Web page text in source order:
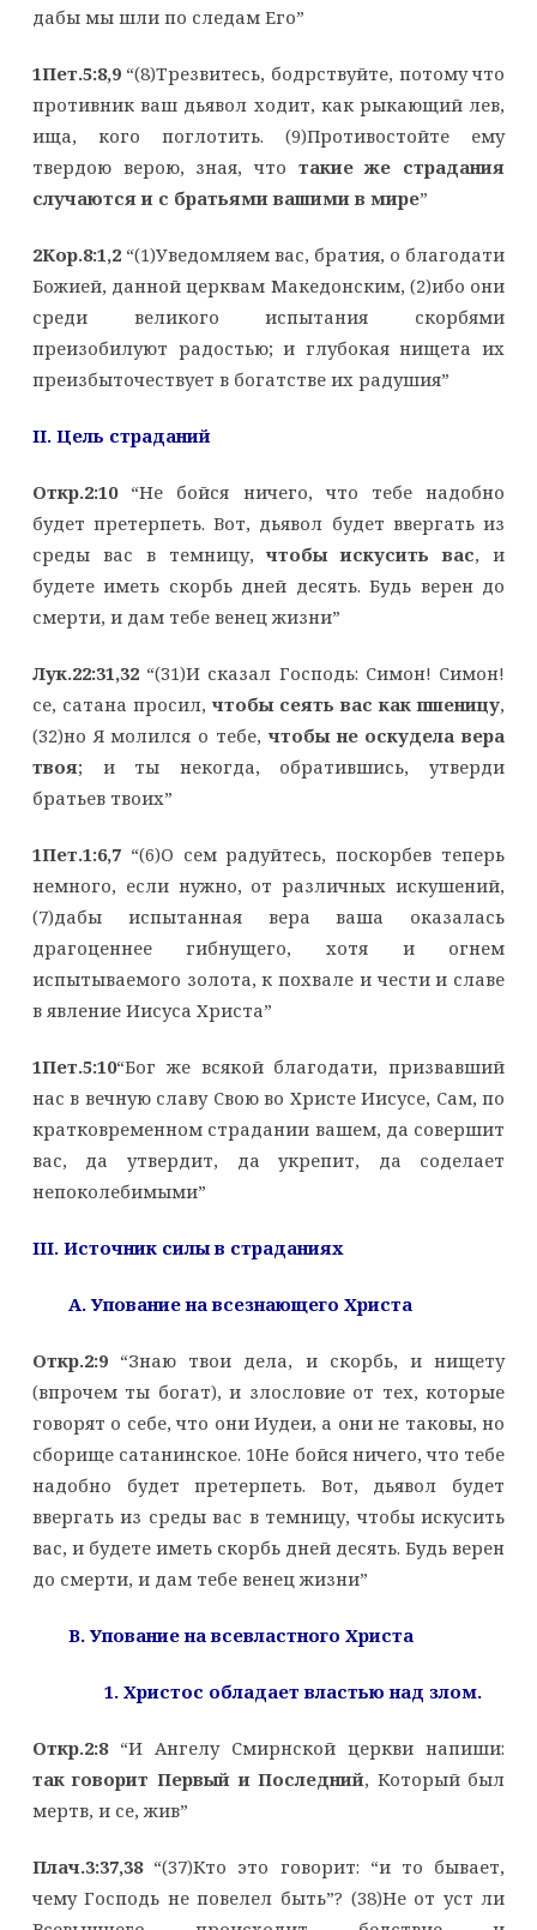
дабы мы шли по следам Его”
1Пет.5:8,9“(8)Трезвитесь, бодрствуйте, потому что
противник ваш дьявол ходит, как рыкающий лев,
ища, кого поглотить. (9)Противостойте ему
твердою верою, зная, что такие же страдания
случаются и с братьями вашими в мире”
2Кор.8:1,2“(1)Уведомляем вас, братия, о благодати
Божией, данной церквам Македонским, (2)ибо они
среди великого испытания скорбями
преизобилуют радостью; и глубокая нищета их
преизбыточествует в богатстве их радушия”
II. Цель страданий
Откр.2:10“Не бойся ничего, что тебе надобно
будет претерпеть. Вот, дьявол будет ввергать из
среды вас в темницу,чтобы искусить вас, и
будете иметь скорбь дней десять. Будь верен до
смерти, и дам тебе венец жизни”
Лук.22:31,32“(31)И сказал Господь: Симон! Симон!
се, сатана просил, чтобы сеять вас как пшеницу,
(32)но Я молился о тебе, чтобы не оскудела вера
твоя; и ты некогда, обратившись, утверди
братьев твоих”
1Пет.1:6,7“(6)О сем радуйтесь, поскорбев теперь
немного, если нужно, от различных искушений,
(7)дабы испытанная вера ваша оказалась
драгоценнее гибнущего, хотя и огнем
испытываемого золота, к похвале и чести и славе
в явление Иисуса Христа”
1Пет.5:10“Бог же всякой благодати, призвавший
нас в вечную славу Свою во Христе Иисусе, Сам, по
кратковременном страдании вашем, да совершит
вас, да утвердит, да укрепит, да соделает
непоколебимыми”
III. Источник силы в страданиях
A. Упование на всезнающего Христа
Откр.2:9 “Знаю твои дела, и скорбь, и нищету
(впрочем ты богат), и злословие от тех, которые
говорят о себе, что они Иудеи, а они не таковы, но
сборище сатанинское. 10Не бойся ничего, что тебе
надобно будет претерпеть. Вот, дьявол будет
ввергать из среды вас в темницу, чтобы искусить
вас, и будете иметь скорбь дней десять. Будь верен
до смерти, и дам тебе венец жизни”
B. Упование на всевластного Христа
1. Христос обладает властью над злом.
Откр.2:8“И Ангелу Смирнской церкви напиши:
так говорит Первый и Последний, Который был
мертв, и се, жив”
Плач.3:37,38“(37)Кто это говорит: “и то бывает,
чему Господь не повелел быть”? (38)Не от уст ли